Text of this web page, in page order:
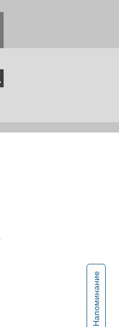
Напоминание